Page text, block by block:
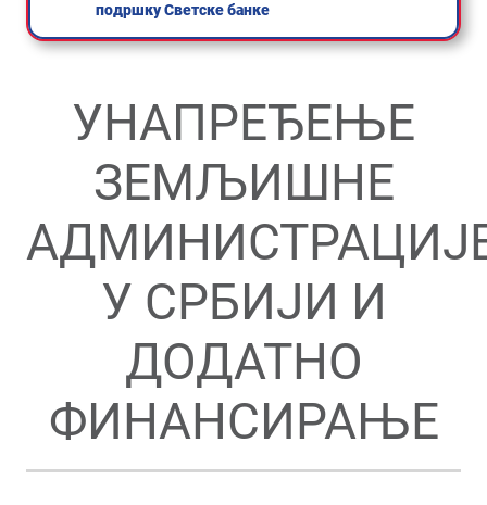
подршку Светске банке
УНАПРЕЂЕЊЕ
ЗЕМЉИШНЕ
У СРБИЈИ И
ДОДАТНО
ФИНАНСИРАЊЕ